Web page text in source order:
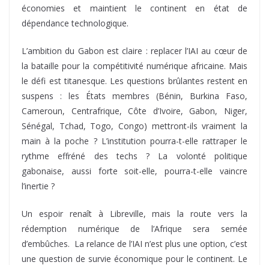
économies et maintient le continent en état de
dépendance technologique.
L’ambition du Gabon est claire : replacer l’IAI au cœur de
la bataille pour la compétitivité numérique africaine. Mais
le défi est titanesque. Les questions brûlantes restent en
suspens : les États membres (Bénin, Burkina Faso,
Cameroun, Centrafrique, Côte d’Ivoire, Gabon, Niger,
Sénégal, Tchad, Togo, Congo) mettront-ils vraiment la
main à la poche ? L’institution pourra-t-elle rattraper le
rythme effréné des techs ? La volonté politique
gabonaise, aussi forte soit-elle, pourra-t-elle vaincre
l’inertie ?
Un espoir renaît à Libreville, mais la route vers la
rédemption numérique de l’Afrique sera semée
d’embûches. La relance de l’IAI n’est plus une option, c’est
une question de survie économique pour le continent. Le